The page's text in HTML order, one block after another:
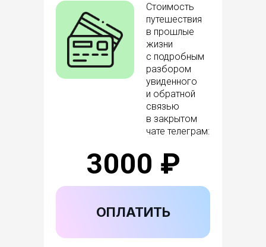
Стоимость
путешествия
в прошлые
жизни
с подробным
разбором
увиденного
и обратной
связью
в закрытом
чате телеграм:
ОПЛАТИТЬ
3000 ₽
Департаментом Образования и науки города Москвы
программа «Работа с глубинной памятью